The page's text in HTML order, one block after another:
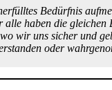
Bedürfnis
haben die
wir uns sicher und
oder